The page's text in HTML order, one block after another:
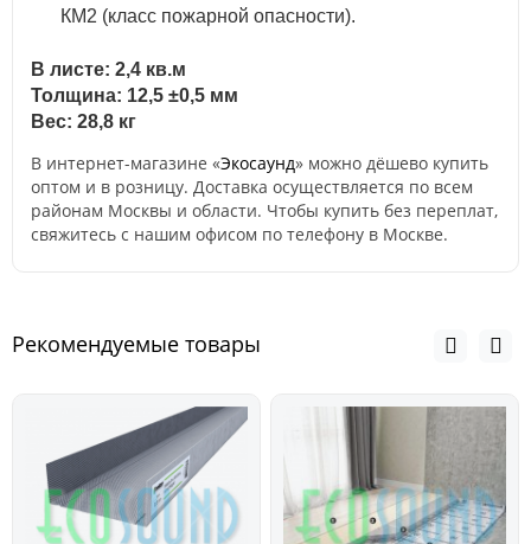
КМ2 (класс пожарной опасности).
В листе: 2,4 кв.м
Толщина: 12,5 ±0,5 мм
Вес: 28,8 кг
В интернет-магазине «Экосаунд» можно дёшево купить
оптом и в розницу. Доставка осуществляется по всем
районам Москвы и области. Чтобы купить без переплат,
свяжитесь с нашим офисом по телефону в Москве.
Рекомендуемые товары